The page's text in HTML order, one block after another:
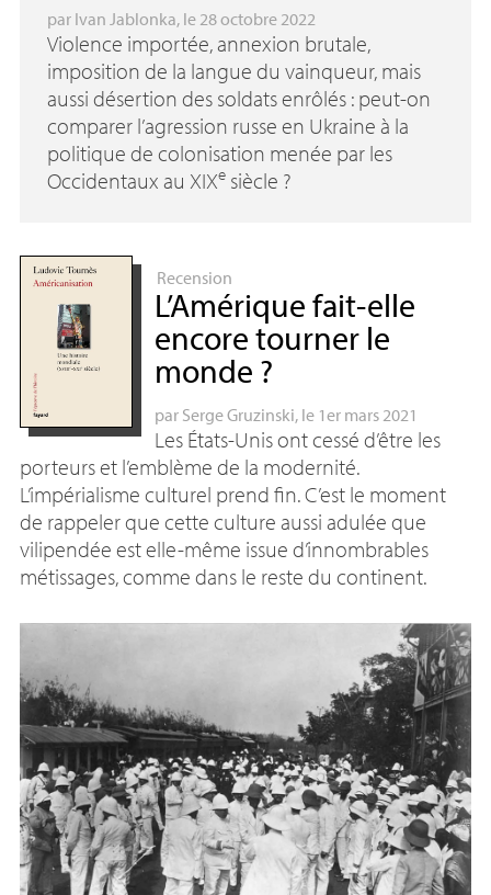
par Ivan Jablonka, le 28 octobre 2022
Violence importée, annexion brutale,
imposition de la langue du vainqueur, mais
aussi désertion des soldats enrôlés : peut-on
comparer l’agression russe en Ukraine à la
politique de colonisation menée par les
Occidentaux au XIXesiècle ?
Recension
L’Amérique fait-elle
encore tourner le
monde ?
par Serge Gruzinski, le 1er mars 2021
Les États-Unis ont cessé d’être les
porteurs et l’emblème de la modernité.
L’impérialisme culturel prend fin. C’est le moment
de rappeler que cette culture aussi adulée que
vilipendée est elle-même issue d’innombrables
métissages, comme dans le reste du continent.